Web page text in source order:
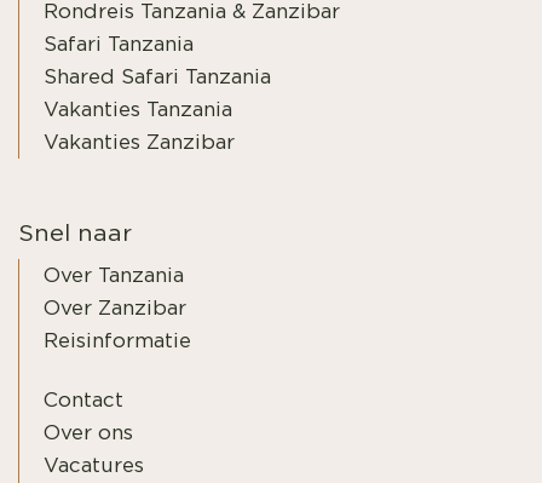
Rondreis Tanzania & Zanzibar
Safari Tanzania
Shared Safari Tanzania
Vakanties Tanzania
Vakanties Zanzibar
Snel naar
Over Tanzania
Over Zanzibar
Reisinformatie
Contact
Over ons
Vacatures